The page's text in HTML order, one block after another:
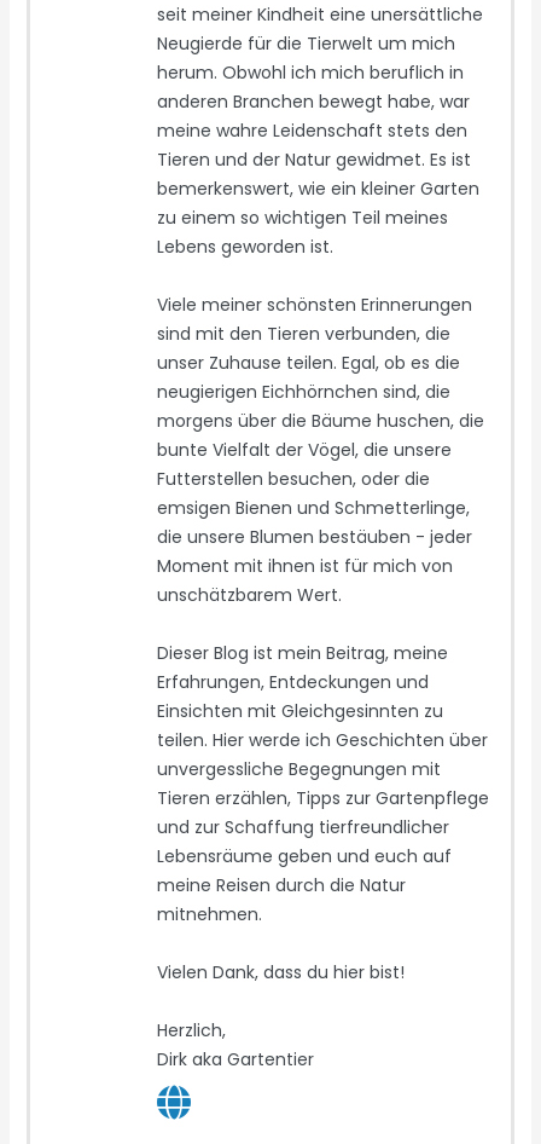
seit meiner Kindheit eine unersättliche
Neugierde für die Tierwelt um mich
herum. Obwohl ich mich beruflich in
anderen Branchen bewegt habe, war
meine wahre Leidenschaft stets den
Tieren und der Natur gewidmet. Es ist
bemerkenswert, wie ein kleiner Garten
zu einem so wichtigen Teil meines
Lebens geworden ist.
Viele meiner schönsten Erinnerungen
sind mit den Tieren verbunden, die
unser Zuhause teilen. Egal, ob es die
neugierigen Eichhörnchen sind, die
morgens über die Bäume huschen, die
bunte Vielfalt der Vögel, die unsere
Futterstellen besuchen, oder die
emsigen Bienen und Schmetterlinge,
die unsere Blumen bestäuben - jeder
Moment mit ihnen ist für mich von
unschätzbarem Wert.
Dieser Blog ist mein Beitrag, meine
Erfahrungen, Entdeckungen und
Einsichten mit Gleichgesinnten zu
teilen. Hier werde ich Geschichten über
unvergessliche Begegnungen mit
Tieren erzählen, Tipps zur Gartenpflege
und zur Schaffung tierfreundlicher
Lebensräume geben und euch auf
meine Reisen durch die Natur
mitnehmen.
Vielen Dank, dass du hier bist!
Herzlich,
Dirk aka Gartentier